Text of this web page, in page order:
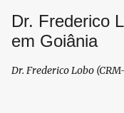
Pular
Dr. Frederico
em Goiânia
Dr. Frederico Lobo (CRM-